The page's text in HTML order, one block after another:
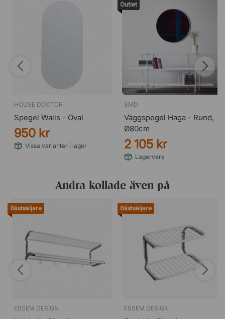
HOUSE DOCTOR
Spegel Walls - Oval
950 kr
Vissa varianter i lager
Outlet
SMD
Väggspegel Haga - Rund,
Ø80cm
2 105 kr
Lagervara
Andra kollade även på
Bästsäljare
ESSEM DESIGN
Bästsäljare
ESSEM DESIGN